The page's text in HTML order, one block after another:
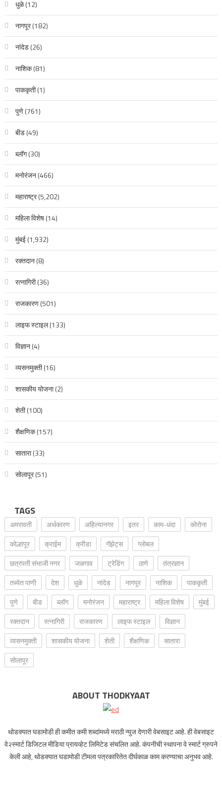
धुळे(12)
नागपूर(182)
नांदेड(26)
नाशिक(81)
पाककृती(1)
पुणे(761)
बीड(49)
ब्लॉग(30)
मनोरंजन(466)
महाराष्ट्र(5,202)
महिला विशेष(14)
मुंबई(1,932)
रक्‍तदान(8)
रत्नागिरी(36)
राजकारण(501)
लाइफ स्टाइल(133)
विज्ञान(4)
व्यसनमुक्ती(16)
शासकीय योजना(2)
शेती(100)
शैक्षणिक(157)
सातारा(33)
सोलापूर(51)
TAGS
अमरावती अर्थकारण अहिल्यानगर इतर काम-धंदा
कोरोना
कोल्हापूर
क्राईम क्रीडा गॅझेट्स
ग्लोबल
छत्रपती संभाजी नगर
जळगाव ट्रेडिंग ठाणे
तंत्रज्ञान
तब्येत पाणी
देश धुळे नांदेड नागपूर नाशिक
पाककृती
पुणे
बीड ब्लॉग मनोरंजन महाराष्ट्र महिला विशेष
मुंबई
रक्‍तदान
रत्नागिरी राजकारण लाइफ स्टाइल
विज्ञान
व्यसनमुक्ती
शासकीय योजना शेती शैक्षणिक
सातारा
सोलापूर
ABOUT THODKYAAT
थोडक्यात घडामोडी ही कमीत कमी शब्दांमध्ये मराठी न्युज देणारी वेबसाइट आहे. ही वेबसाइट
वे२स्मार्ट डिजिटल मीडिया प्रायव्हेट लिमिटेड संचलित आहे. कंपनीची स्थापना वे स्मार्ट ग्रुपने
केली आहे, थोडक्यात घडामोडी टीमला पत्रकारितेत दीर्घकाळ काम करण्याचा अनुभव आहे.